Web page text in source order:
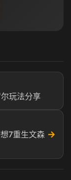
玩法分享
7重生文森 →